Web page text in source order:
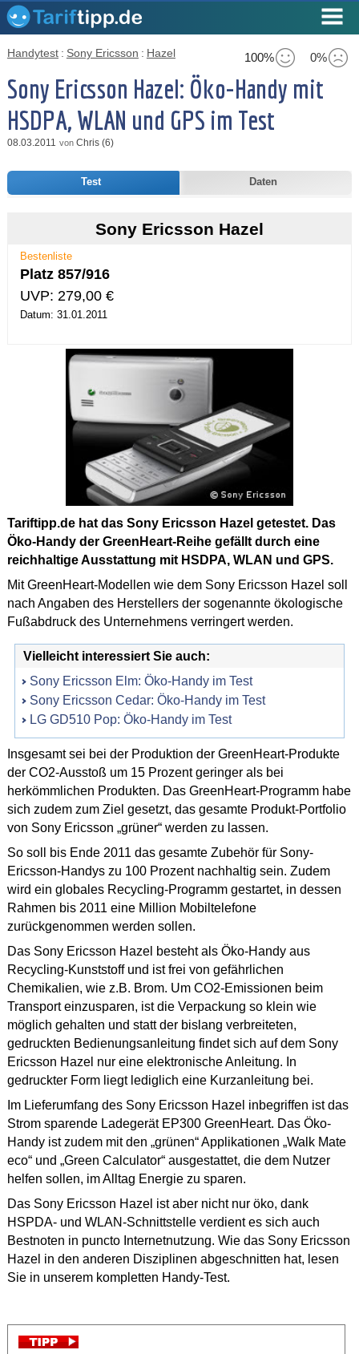
100% 0%
Handytest : Sony Ericsson : Hazel
Sony Ericsson Hazel: Öko-Handy mit
HSDPA, WLAN und GPS im Test
08.03.2011 von Chris (6)
Test Daten
Sony Ericsson Hazel
Bestenliste
Platz 857/916
UVP: 279,00 €
Datum: 31.01.2011
Tariftipp.de hat das Sony Ericsson Hazel getestet. Das
Öko-Handy der GreenHeart-Reihe gefällt durch eine
reichhaltige Ausstattung mit HSDPA, WLAN und GPS.
Mit GreenHeart-Modellen wie dem Sony Ericsson Hazel soll
nach Angaben des Herstellers der sogenannte ökologische
Fußabdruck des Unternehmens verringert werden.
Vielleicht interessiert Sie auch:
Sony Ericsson Elm: Öko-Handy im Test
Sony Ericsson Cedar: Öko-Handy im Test
LG GD510 Pop: Öko-Handy im Test
Insgesamt sei bei der Produktion der GreenHeart-Produkte
der CO2-Ausstoß um 15 Prozent geringer als bei
herkömmlichen Produkten. Das GreenHeart-Programm habe
sich zudem zum Ziel gesetzt, das gesamte Produkt-Portfolio
von Sony Ericsson „grüner“ werden zu lassen.
So soll bis Ende 2011 das gesamte Zubehör für Sony-
Ericsson-Handys zu 100 Prozent nachhaltig sein. Zudem
wird ein globales Recycling-Programm gestartet, in dessen
Rahmen bis 2011 eine Million Mobiltelefone
zurückgenommen werden sollen.
Das Sony Ericsson Hazel besteht als Öko-Handy aus
Recycling-Kunststoff und ist frei von gefährlichen
Chemikalien, wie z.B. Brom. Um CO2-Emissionen beim
Transport einzusparen, ist die Verpackung so klein wie
möglich gehalten und statt der bislang verbreiteten,
gedruckten Bedienungsanleitung findet sich auf dem Sony
Ericsson Hazel nur eine elektronische Anleitung. In
gedruckter Form liegt lediglich eine Kurzanleitung bei.
Im Lieferumfang des Sony Ericsson Hazel inbegriffen ist das
Strom sparende Ladegerät EP300 GreenHeart. Das Öko-
Handy ist zudem mit den „grünen“ Applikationen „Walk Mate
eco“ und „Green Calculator“ ausgestattet, die dem Nutzer
helfen sollen, im Alltag Energie zu sparen.
Das Sony Ericsson Hazel ist aber nicht nur öko, dank
HSPDA- und WLAN-Schnittstelle verdient es sich auch
Bestnoten in puncto Internetnutzung. Wie das Sony Ericsson
Hazel in den anderen Disziplinen abgeschnitten hat, lesen
Sie in unserem kompletten Handy-Test.